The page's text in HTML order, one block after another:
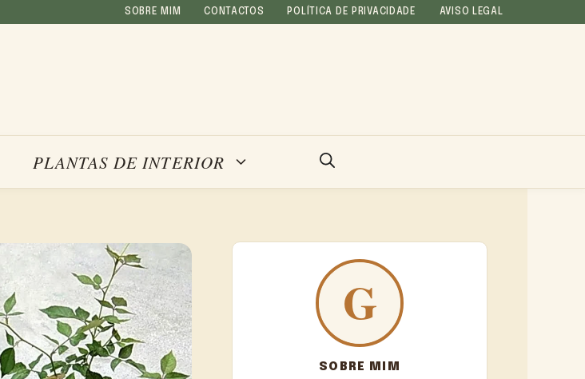
SOBRE MIM CONTACTOS POLÍTICA DE PRIVACIDADE AVISO LEGAL
PLANTAS DE INTERIOR
SOBRE MIM